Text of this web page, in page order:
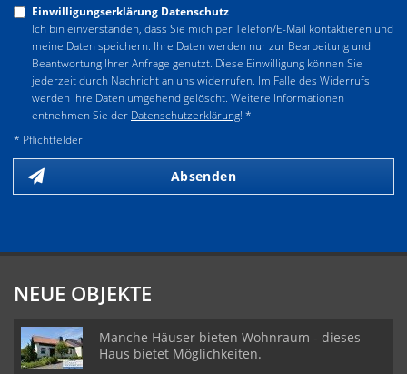
Einwilligungserklärung Datenschutz
Ich bin einverstanden, dass Sie mich per Telefon/E-Mail kontaktieren und
meine Daten speichern. Ihre Daten werden nur zur Bearbeitung und
Beantwortung Ihrer Anfrage genutzt. Diese Einwilligung können Sie
jederzeit durch Nachricht an uns widerrufen. Im Falle des Widerrufs
werden Ihre Daten umgehend gelöscht. Weitere Informationen
entnehmen Sie der Datenschutzerklärung! *
* Pflichtfelder
Absenden
NEUE OBJEKTE
Manche Häuser bieten Wohnraum - dieses
Haus bietet Möglichkeiten.